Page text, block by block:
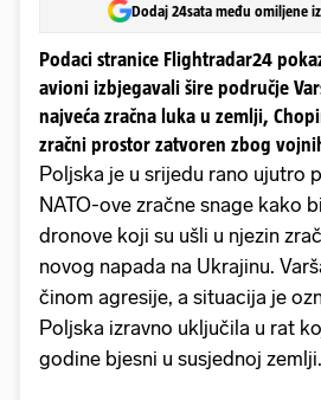
Dodaj 24sata među omiljene
Podaci stranice Flightradar24
avioni izbjegavali šire područje
najveća zračna luka u zemlji,
zračni prostor zatvoren zbog
Poljska je u srijedu rano ujutro
NATO-ove zračne snage kako
dronove koji su ušli u njezin
novog napada na Ukrajinu.
činom agresije, a situacija je
Poljska izravno uključila u rat
godine bjesni u susjednoj zemlji.